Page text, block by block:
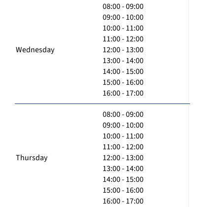
Wednesday
08:00 - 09:00
09:00 - 10:00
10:00 - 11:00
11:00 - 12:00
12:00 - 13:00
13:00 - 14:00
14:00 - 15:00
15:00 - 16:00
16:00 - 17:00
Thursday
08:00 - 09:00
09:00 - 10:00
10:00 - 11:00
11:00 - 12:00
12:00 - 13:00
13:00 - 14:00
14:00 - 15:00
15:00 - 16:00
16:00 - 17:00